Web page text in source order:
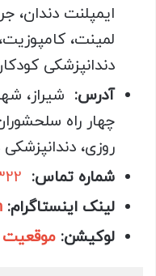
ایمپلنت دندان،
لمینت،
دندانپزشکی
آدرس: شیراز،
چهار راه
روزی،
شماره تماس:
لینک اینستاگرام:
لوکیشن: